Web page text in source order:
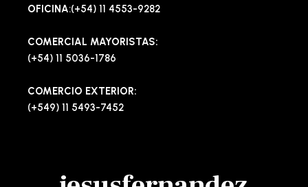
OFICINA:(+54) 11 4553-9282
COMERCIAL MAYORISTAS:
(+54) 11 5036-1786
COMERCIO EXTERIOR:
(+549) 11 5493-7452